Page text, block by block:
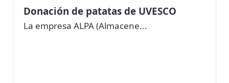
Donación de patatas de UVESCO
La empresa ALPA (Almacene...